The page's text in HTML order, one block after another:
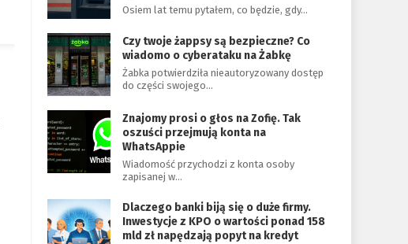
Osiem lat temu pytałem, co będzie, gdy…
Czy twoje żappsy są bezpieczne? Co
wiadomo o cyberataku na Żabkę
Żabka potwierdziła nieautoryzowany dostęp
do części swojego…
Znajomy prosi o głos na Zofię. Tak
oszuści przejmują konta na
WhatsAppie
Wiadomość przychodzi z konta osoby
zapisanej w…
Dlaczego banki biją się o duże firmy.
Inwestycje z KPO o wartości ponad 158
mld zł napędzają popyt na kredyt